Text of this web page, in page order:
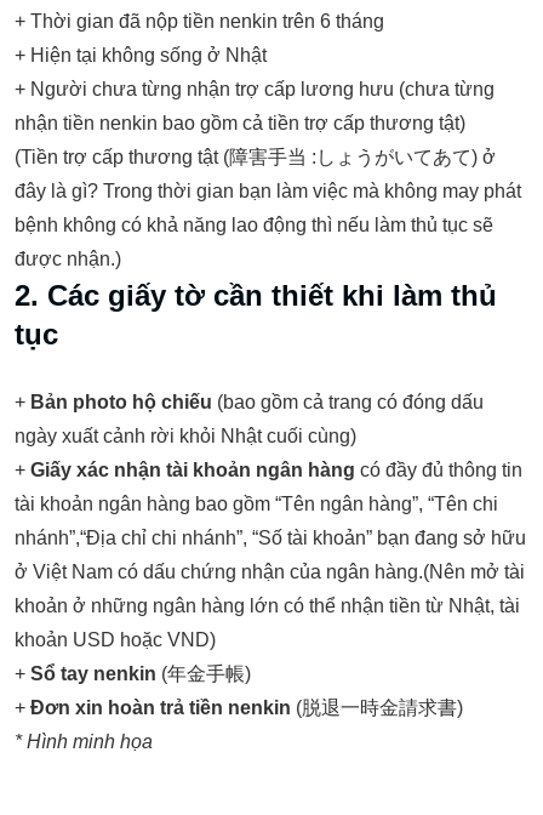
+ Thời gian đã nộp tiền nenkin trên 6 tháng
+ Hiện tại không sống ở Nhật
+ Người chưa từng nhận trợ cấp lương hưu (chưa từng
nhận tiền nenkin bao gồm cả tiền trợ cấp thương tật)
(Tiền trợ cấp thương tật (障害手当 :しょうがいてあて) ở
đây là gì? Trong thời gian bạn làm việc mà không may phát
bệnh không có khả năng lao động thì nếu làm thủ tục sẽ
được nhận.)
2. Các giấy tờ cần thiết khi làm thủ
tục
+ Bản photo hộ chiếu (bao gồm cả trang có đóng dấu
ngày xuất cảnh rời khỏi Nhật cuối cùng)
+ Giấy xác nhận tài khoản ngân hàng có đầy đủ thông tin
tài khoản ngân hàng bao gồm “Tên ngân hàng”, “Tên chi
nhánh”,“Địa chỉ chi nhánh”, “Số tài khoản” bạn đang sở hữu
ở Việt Nam có dấu chứng nhận của ngân hàng.(Nên mở tài
khoản ở những ngân hàng lớn có thể nhận tiền từ Nhật, tài
khoản USD hoặc VND)
+ Sổ tay nenkin (年金手帳)
+ Đơn xin hoàn trả tiền nenkin (脱退一時金請求書)
* Hình minh họa